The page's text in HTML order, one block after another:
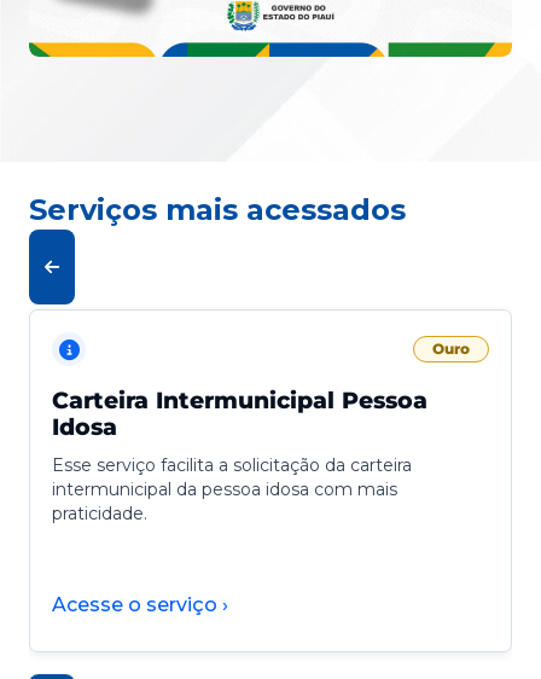
Serviços mais acessados
Ouro
Carteira Intermunicipal Pessoa
Idosa
Esse serviço facilita a solicitação da carteira
intermunicipal da pessoa idosa com mais
praticidade.
Acesse o serviço ›